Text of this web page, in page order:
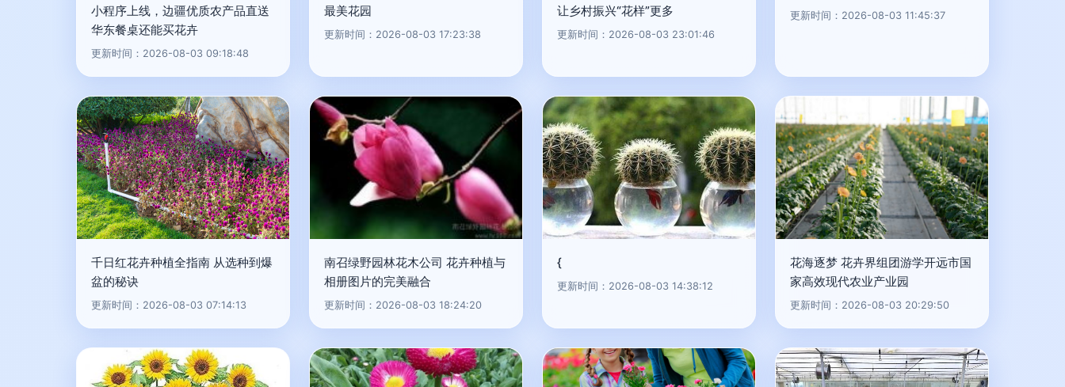
小程序上线，边疆优质农产品直送
华东餐桌还能买花卉
更新时间：2026-08-03 09:18:48
最美花园
更新时间：2026-08-03 17:23:38
让乡村振兴“花样”更多
更新时间：2026-08-03 23:01:46
更新时间：2026-08-03 11:45:37
千日红花卉种植全指南 从选种到爆
盆的秘诀
更新时间：2026-08-03 07:14:13
南召绿野园林花木公司 花卉种植与
相册图片的完美融合
更新时间：2026-08-03 18:24:20
{
更新时间：2026-08-03 14:38:12
花海逐梦 花卉界组团游学开远市国
家高效现代农业产业园
更新时间：2026-08-03 20:29:50